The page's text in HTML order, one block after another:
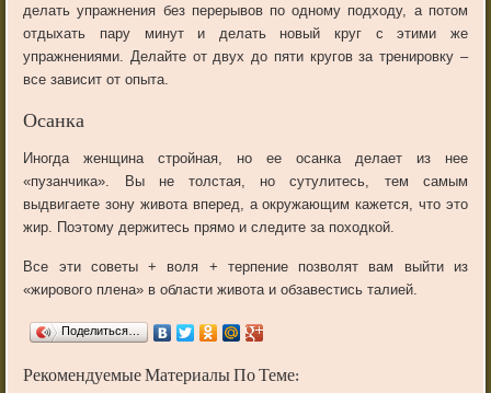
делать упражнения без перерывов по одному подходу, а потом
отдыхать
пару минут и делать новый круг с этими
же
упражнениями.Делайте от двух до пяти кругов за тренировку –
все зависит от опыта.
Осанка
Иногда женщина стройная, но ее осанка делает из
нее
«пузанчика». Вы не толстая, но сутулитесь, тем
самым
выдвигаете зону живота вперед, а окружающим кажется, что это
жир. Поэтому держитесь прямо и следите за походкой.
Все эти советы+ воля + терпение позволят вам выйти
из
«жирового плена» в области живота и обзавестись талией.
Поделиться…
Рекомендуемые Материалы По Теме: